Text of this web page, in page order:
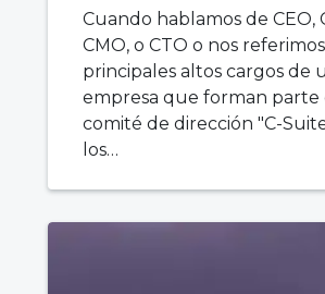
Cuando hablamos de CEO,
CMO, o CTO o nos
principales altos cargos de
empresa que forman parte
comité de dirección "C-
los…